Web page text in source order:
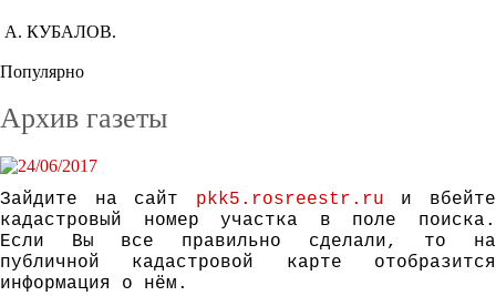
А. КУБАЛОВ.
Популярно
Архив газеты
Зайдите на сайт pkk5.rosreestr.ru и вбейте
кадастровый номер участка в поле поиска.
Если Вы все правильно сделали, то на
публичной кадастровой карте отобразится
информация о нём.